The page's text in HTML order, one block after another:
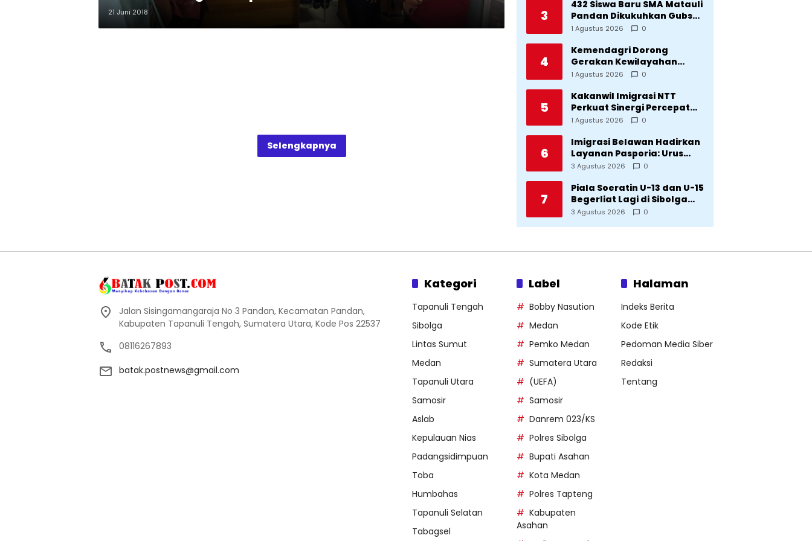
21 Juni 2018
Selengkapnya
Bencana
3
432 Siswa Baru SMA Matauli
Pandan Dikukuhkan Gubsu:
32 Tahun Matauli Cetak
1 Agustus 2026 0
4
Kemendagri Dorong
Gerakan Kewilayahan
Lawan Tuberkulosis
1 Agustus 2026 0
5
Kakanwil Imigrasi NTT
Perkuat Sinergi Percepat
Pembentukan Kantor
1 Agustus 2026 0
6
Imigrasi Belawan Hadirkan
Layanan Pasporia: Urus
Paspor di Hari Libur
3 Agustus 2026 0
7
Piala Soeratin U-13 dan U-15
Begerliat Lagi di Sibolga
Setelah Stadion Horas
3 Agustus 2026 0
Jalan Sisingamangaraja No 3 Pandan, Kecamatan Pandan,
Kabupaten Tapanuli Tengah, Sumatera Utara, Kode Pos 22537
08116267893
batak.postnews@gmail.com
Kategori
Tapanuli Tengah
Sibolga
Lintas Sumut
Medan
Tapanuli Utara
Samosir
Aslab
Kepulauan Nias
Padangsidimpuan
Toba
Humbahas
Tapanuli Selatan
Tabagsel
Label
Bobby Nasution
Medan
Pemko Medan
Sumatera Utara
(UEFA)
Samosir
Danrem 023/KS
Polres Sibolga
Bupati Asahan
Kota Medan
Polres Tapteng
Kabupaten
Asahan
Halaman
Indeks Berita
Kode Etik
Pedoman Media Siber
Redaksi
Tentang